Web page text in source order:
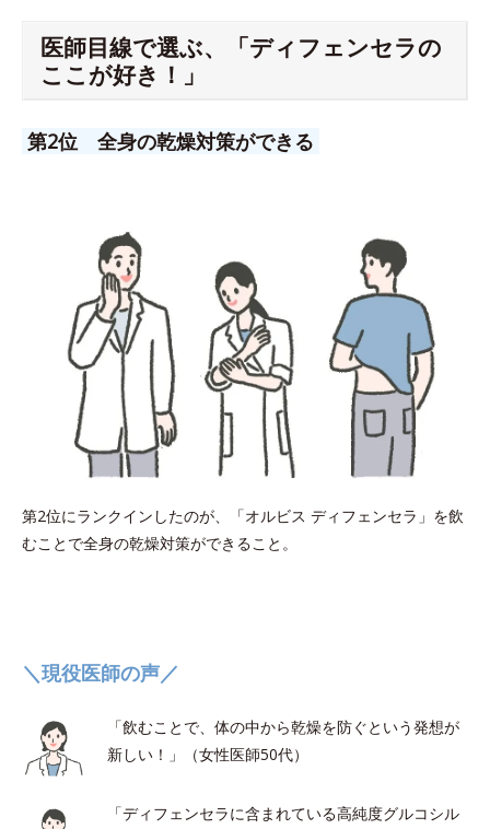
医師目線で選ぶ、「ディフェンセラの
ここが好き！」
第2位 全身の乾燥対策ができる
第2位にランクインしたのが、「オルビス ディフェンセラ」を飲
むことで全身の乾燥対策ができること。
＼現役医師の声／
「飲むことで、体の中から乾燥を防ぐという発想が
新しい！」（女性医師50代）
「ディフェンセラに含まれている高純度グルコシル